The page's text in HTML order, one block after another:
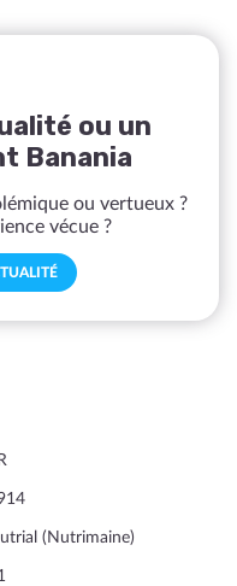
ou un
Banania
ou vertueux ?
vécue ?
(Nutrimaine)